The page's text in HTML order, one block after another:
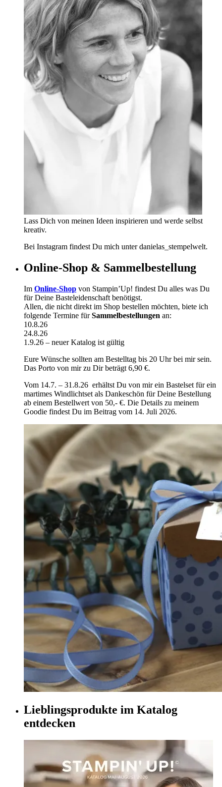
Lass Dich von meinen Ideen inspirieren und werde selbst
kreativ.
Bei Instagram findest Du mich unter danielas_stempelwelt.
Online-Shop & Sammelbestellung
Im Online-Shop von Stampin’Up! findest Du alles was Du
für Deine Basteleidenschaft benötigst.
Allen, die nicht direkt im Shop bestellen möchten, biete ich
folgende Termine fürSammelbestellungen an:
10.8.26
24.8.26
1.9.26 – neuer Katalog ist gültig
Eure Wünsche sollten am Bestelltag bis 20 Uhr bei mir sein.
Das Porto von mir zu Dir beträgt 6,90 €.
Vom 14.7. – 31.8.26 erhältst Du von mir ein Bastelset für ein
martimes Windlichtset als Dankeschön für Deine Bestellung
ab einem Bestellwert von 50,- €. Die Details zu meinem
Goodie findest Du im Beitrag vom 14. Juli 2026.
Lieblingsprodukte im Katalog
entdecken